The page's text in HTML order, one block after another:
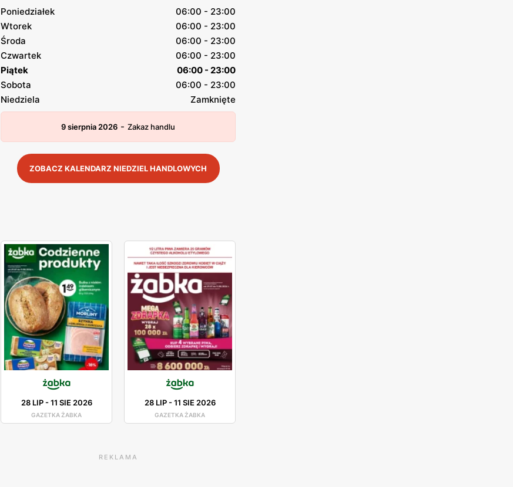
Poniedziałek
06:00 - 23:00
Wtorek
06:00 - 23:00
Środa
06:00 - 23:00
Czwartek
06:00 - 23:00
Piątek
06:00 - 23:00
Sobota
06:00 - 23:00
Niedziela
Zamknięte
9 sierpnia 2026 - Zakaz handlu
ZOBACZ KALENDARZ NIEDZIEL HANDLOWYCH
28 LIP-11 SIE 2026
GAZETKA ŻABKA
28 LIP-11 SIE 2026
GAZETKA ŻABKA
REKLAMA